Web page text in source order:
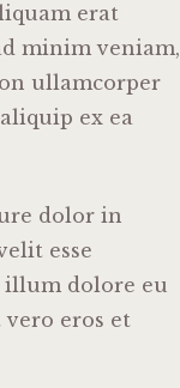
erat
minim veniam,
ullamcorper
ex ea
dolor in
esse
illum dolore eu
eros et